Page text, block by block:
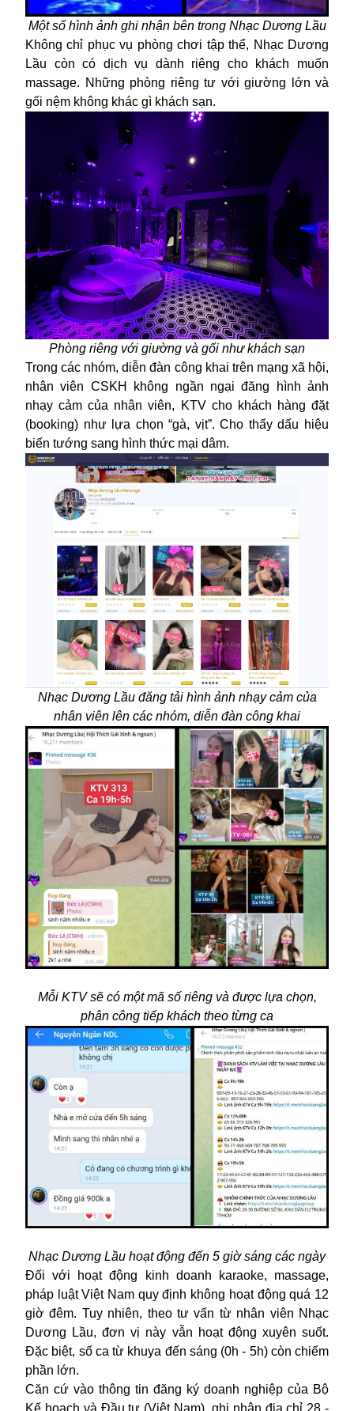
Một số hình ảnh ghi nhận bên trong Nhạc Dương Lầu
Không chỉ phục vụ phòng chơi tập thể, Nhạc Dương
Lầu còn có dịch vụ dành riêng cho khách muốn
massage. Những phòng riêng tư với giường lớn và
gối nệm không khác gì khách sạn.
Phòng riêng với giường và gối như khách sạn
Trong các nhóm, diễn đàn công khai trên mạng xã hội,
nhân viên CSKH không ngần ngại đăng hình ảnh
nhạy cảm của nhân viên, KTV cho khách hàng đặt
(booking) như lựa chọn “gà, vịt”. Cho thấy dấu hiệu
biến tướng sang hình thức mại dâm.
Nhạc Dương Lầu đăng tải hình ảnh nhạy cảm của
nhân viên lên các nhóm, diễn đàn công khai
Mỗi KTV sẽ có một mã số riêng và được lựa chọn,
phân công tiếp khách theo từng ca
Nhạc Dương Lầu hoạt động đến 5 giờ sáng các ngày
Đối với hoạt động kinh doanh karaoke, massage,
pháp luật Việt Nam quy định không hoạt động quá 12
giờ đêm. Tuy nhiên, theo tư vấn từ nhân viên Nhạc
Dương Lầu, đơn vị này vẫn hoạt động xuyên suốt.
Đặc biệt, số ca từ khuya đến sáng (0h - 5h) còn chiếm
phần lớn.
Căn cứ vào thông tin đăng ký doanh nghiệp của Bộ
Kế hoạch và Đầu tư (Việt Nam), ghi nhận địa chỉ 28 -